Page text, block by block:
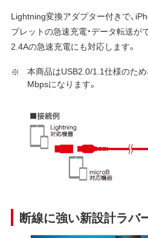
Lightning変換アダプター付きで、
ブレットの急速充電・データ転送が
2.4Aの急速充電にも対応します。
本商品はUSB2.0/1.1仕様のため
Mbpsになります。
断線に強い新設計ラバ